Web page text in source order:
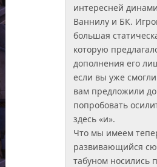
интересней
Ваннилу и БК.
большая
которую
дополнения его
если вы уже
вам предложили
попробовать
здесь «и».
Что мы имеем
развивающийся
табуном носились